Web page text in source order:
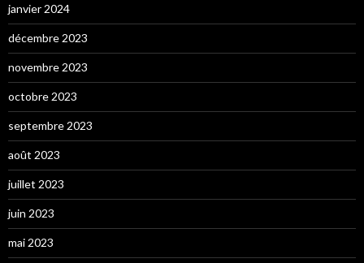
janvier 2024
décembre 2023
novembre 2023
octobre 2023
septembre 2023
août 2023
juillet 2023
juin 2023
mai 2023